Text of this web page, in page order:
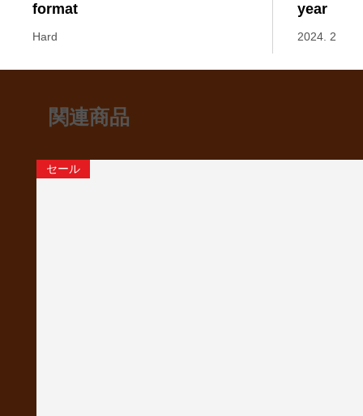
format
Hard
year
2024. 2
関連商品
セール